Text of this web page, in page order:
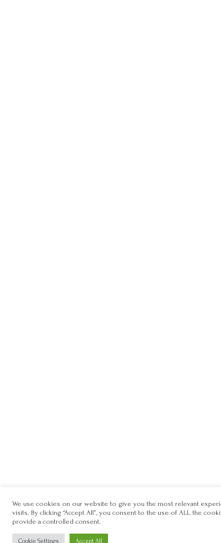
We use cookies on our website to give you the most relevant
visits. By clicking “Accept All”, you consent to the use of ALL the
provide a controlled consent.
Cookie Settings Accept All